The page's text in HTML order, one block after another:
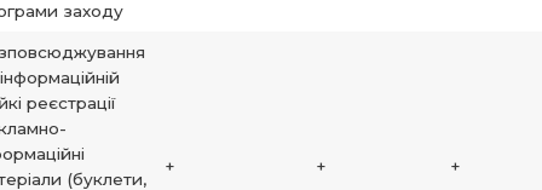
заходу
реєстрації
(буклети,
+ + +